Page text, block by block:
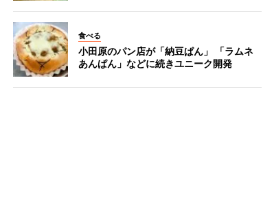
食べる
小田原のパン店が「納豆ぱん」 「ラムネ
あんぱん」などに続きユニーク開発